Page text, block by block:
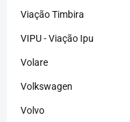
Viação Timbira
VIPU - Viação Ipu
Volare
Volkswagen
Volvo